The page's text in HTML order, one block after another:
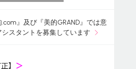
.com』及び『美的GRAND』では意
スタントを募集しています
】 ＞